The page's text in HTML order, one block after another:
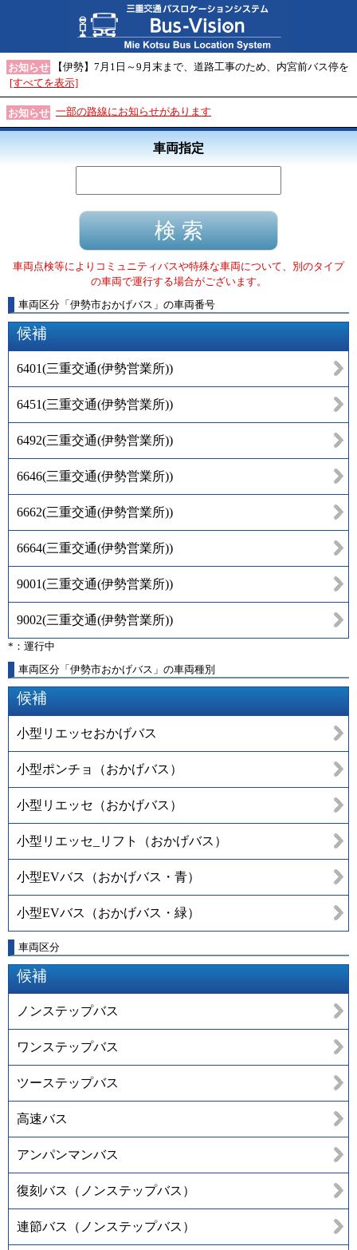
お知らせ
【伊勢】7月1日～9月末まで、道路工事のため、内宮前バス停を
[すべてを表示]
お知らせ 一部の路線にお知らせがあります
車両指定
車両点検等によりコミュニティバスや特殊な車両について、別のタイプ
の車両で運行する場合がございます。
車両区分 「 伊勢市おかげバス 」 の車両番号
候補
6401(三重交通(伊勢営業所))
6451(三重交通(伊勢営業所))
6492(三重交通(伊勢営業所))
6646(三重交通(伊勢営業所))
6662(三重交通(伊勢営業所))
6664(三重交通(伊勢営業所))
9001(三重交通(伊勢営業所))
9002(三重交通(伊勢営業所))
*：運行中
車両区分「伊勢市おかげバス」の車両種別
候補
小型リエッセおかげバス
小型ポンチョ（おかげバス）
小型リエッセ（おかげバス）
小型リエッセ_リフト（おかげバス）
小型EVバス（おかげバス・青）
小型EVバス（おかげバス・緑）
車両区分
候補
ノンステップバス
ワンステップバス
ツーステップバス
高速バス
アンパンマンバス
復刻バス（ノンステップバス）
連節バス（ノンステップバス）